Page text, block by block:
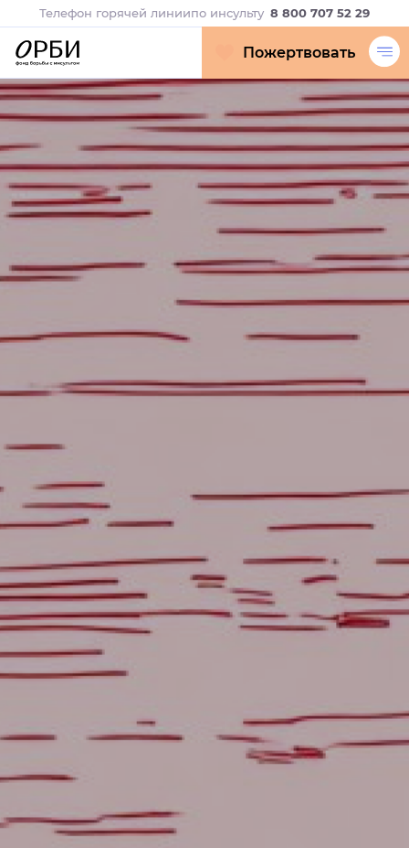
Телефон горячей линиипо инсульту 8 800 707 52 29
Пожертвовать